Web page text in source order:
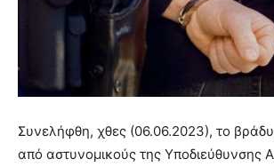
Συνελήφθη, χθες (06.06.2023), το
από αστυνομικούς της Υποδιεύθυνσης